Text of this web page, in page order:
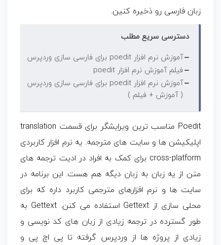
زبان فارسی رو ذخیره کنین.
دسترسی سریع مطلب
آموزش نرم افزار poedit برای فارسی سازی وردپرس
فیلم آموزش نرم افزار poedit
آموزش نرم افزار poedit برای فارسی سازی وردپرس
( آموزش + فیلم )
Poedit مناسب ترین ویرایشگر برای قسمت translation
اپلیکیشن ها و سایت های مترجمه. یه نرم افزار کاربردی
cross-platform برای کمک به افراد در ادیت ترجمه های
متن از یه زبان به زبان دیگه هم هست. این برنامه در
سایت ها و نرم افزارهای مترجمی کاربرد داره که برای
محلی سازی از Gettext استفاده می کنن. Gettext به
طور گسترده در ترجمه زیادی از زبان های کد نویسی و
زیادی از پروژه ها از وردپرس گرفته تا پی اچ پی و